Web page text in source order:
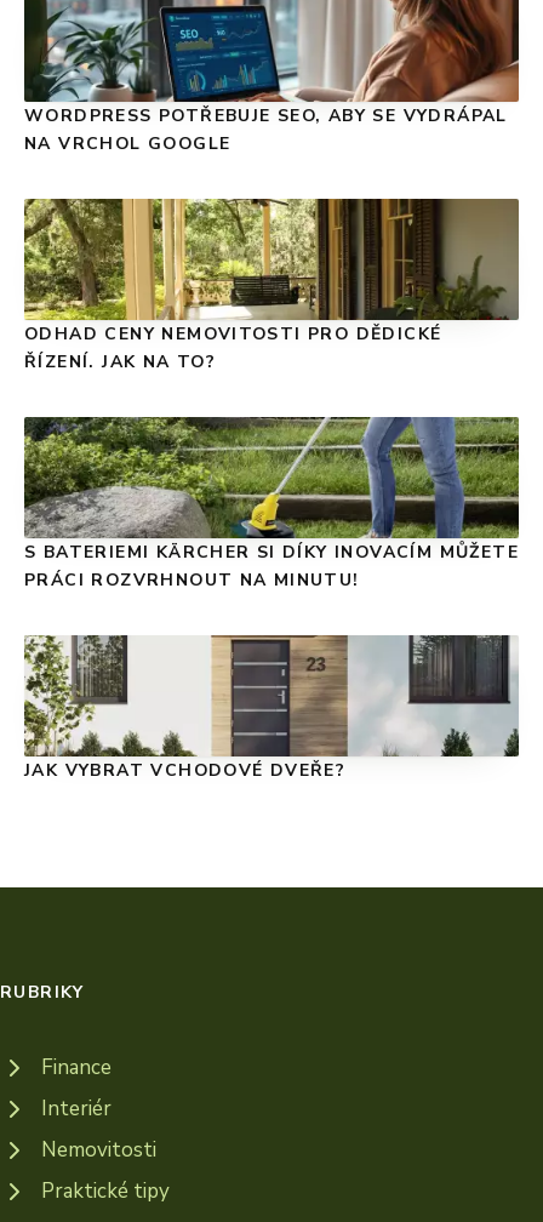
WORDPRESS POTŘEBUJE SEO, ABY SE VYDRÁPAL
NA VRCHOL GOOGLE
ODHAD CENY NEMOVITOSTI PRO DĚDICKÉ
ŘÍZENÍ. JAK NA TO?
S BATERIEMI KÄRCHER SI DÍKY INOVACÍM MŮŽETE
PRÁCI ROZVRHNOUT NA MINUTU!
JAK VYBRAT VCHODOVÉ DVEŘE?
RUBRIKY
Finance
Interiér
Nemovitosti
Praktické tipy